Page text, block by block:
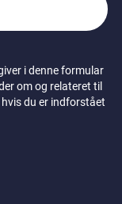
i denne formular
om og relateret til
du er indforstået